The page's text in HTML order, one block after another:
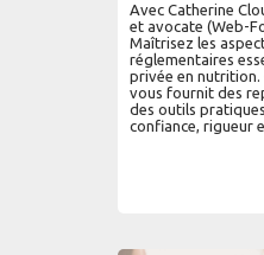
Avec Catherine
et avocate (Web-
Maîtrisez les
réglementaires
privée en
vous fournit des
des outils
confiance, rigueur
AJOUTER AU